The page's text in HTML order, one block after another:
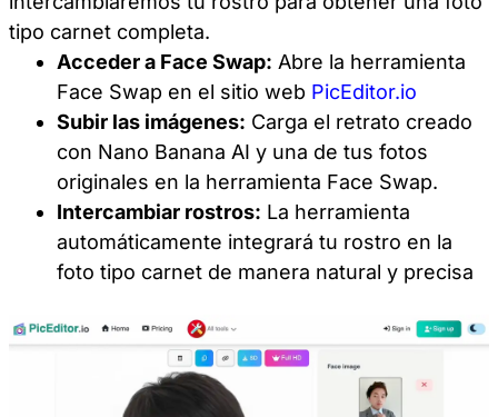
tipo carnet completa.
Acceder a Face Swap: Abre la herramienta
Face Swap en el sitio web PicEditor.io
Subir las imágenes: Carga el retrato creado
con Nano Banana AI y una de tus fotos
originales en la herramienta Face Swap.
Intercambiar rostros: La herramienta
automáticamente integrará tu rostro en la
foto tipo carnet de manera natural y precisa